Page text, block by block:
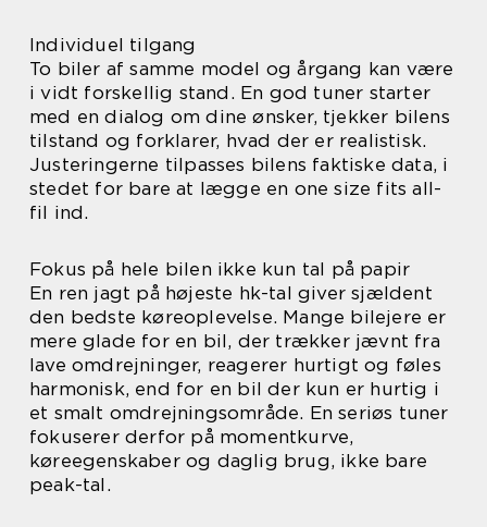
Individuel tilgang
To biler af samme model og årgang kan være
i vidt forskellig stand. En god tuner starter
med en dialog om dine ønsker, tjekker bilens
tilstand og forklarer, hvad der er realistisk.
Justeringerne tilpasses bilens faktiske data, i
stedet for bare at lægge en one size fits all-
fil ind.
Fokus på hele bilen ikke kun tal på papir
En ren jagt på højeste hk-tal giver sjældent
den bedste køreoplevelse. Mange bilejere er
mere glade for en bil, der trækker jævnt fra
lave omdrejninger, reagerer hurtigt og føles
harmonisk, end for en bil der kun er hurtig i
et smalt omdrejningsområde. En seriøs tuner
fokuserer derfor på momentkurve,
køreegenskaber og daglig brug, ikke bare
peak-tal.